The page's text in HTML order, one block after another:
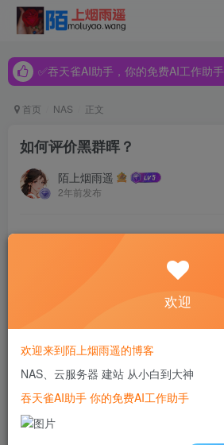
✅吞天雀AI助手，你的免费AI工作助手，支持gpt-4o
✅吞天雀AI助手，你的免费AI工作助手，支持gpt-4o
首页 NAS 正文
如何评价黑群晖？
陌上烟雨遥
2年前发布
腾性（让你乐在其中 也沉迷其中），
引导，各种套件和插件有了流行的可
版，也会有一种成就感。因此而衍生的
也比较繁荣，相关黑群晖教程也非常多
但是黑群晖更多是用于测试 或自己折
欢迎
欢迎来到陌上烟雨遥的博客
NAS、云服务器 建站 从小白到大神
吞天雀AI助手 你的免费AI工作助手